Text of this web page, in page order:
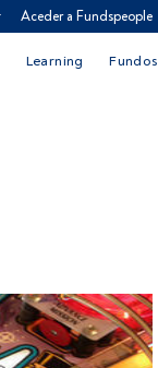
Aceder a Fundspeople
Learning Fundos